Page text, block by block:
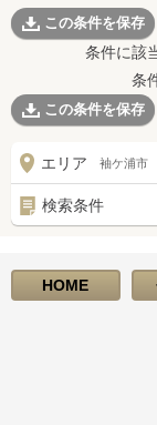
この条件を保存
条件に該
条
この条件を保存
エリア 袖ケ浦市
検索条件
HOME